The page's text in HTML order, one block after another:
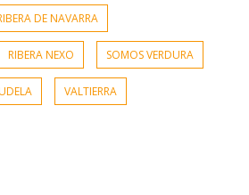
DE NAVARRA
RIBERA NEXO SOMOS VERDURA
VALTIERRA